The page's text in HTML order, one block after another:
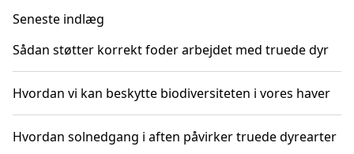
Seneste indlæg
Sådan støtter korrekt foder arbejdet med truede dyr
Hvordan vi kan beskytte biodiversiteten i vores haver
Hvordan solnedgang i aften påvirker truede dyrearter